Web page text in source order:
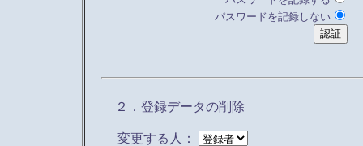
パスワードを記録しない
２．登録データの削除
変更する人：